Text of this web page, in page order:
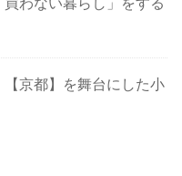
京都】を舞台にした小